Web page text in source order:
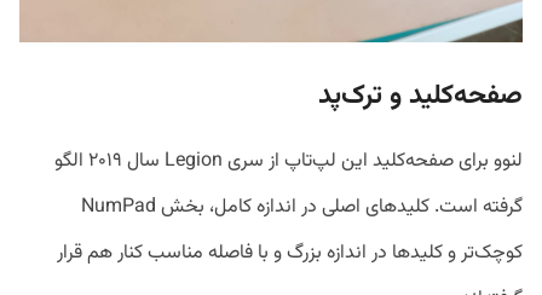
صفحه‌کلید و ترک‌پد
لنوو برای صفحه‌کلید این لپ‌تاپ از سری Legion سال ۲۰۱۹ الگو
گرفته است. کلیدهای اصلی در اندازه کامل، بخش NumPad
کوچک‌تر و کلیدها در اندازه بزرگ و با فاصله مناسب کنار هم قرار